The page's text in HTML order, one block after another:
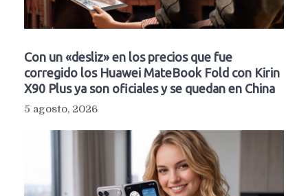
Con un «desliz» en los precios que fue
corregido los Huawei MateBook Fold con Kirin
X90 Plus ya son oficiales y se quedan en China
5 agosto, 2026